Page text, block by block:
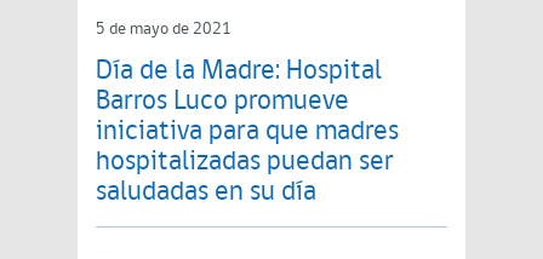
5 de mayo de 2021
Día de la Madre: Hospital
Barros Luco promueve
iniciativa para que madres
hospitalizadas puedan ser
saludadas en su día